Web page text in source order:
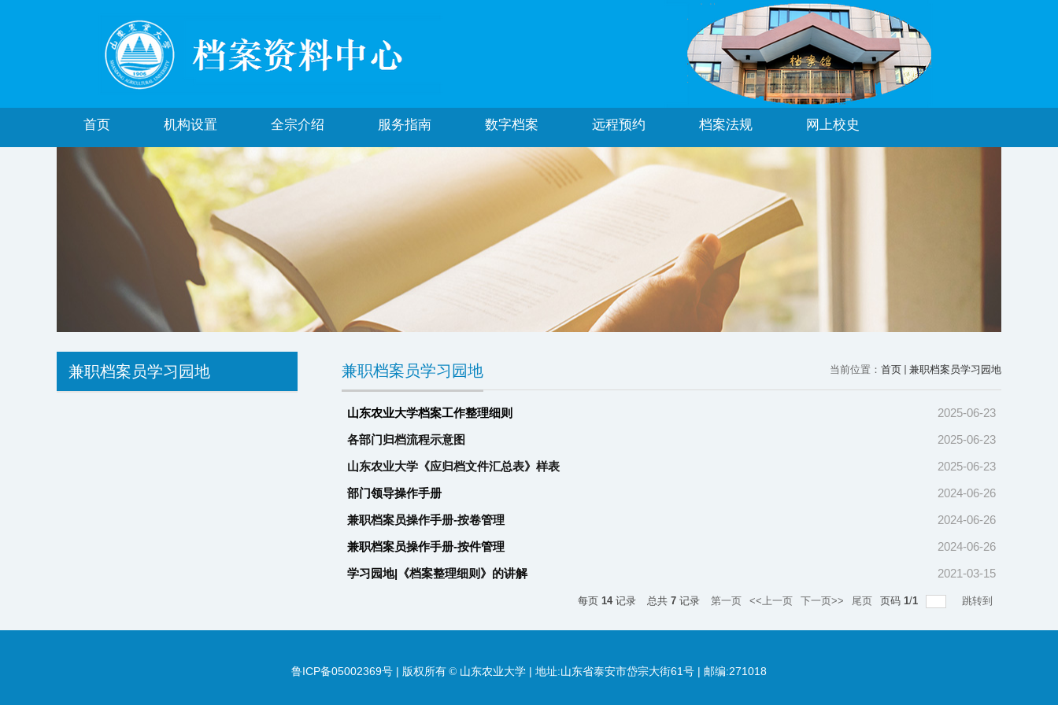
首页 机构设置 全宗介绍 服务指南 数字档案 远程预约 档案法规 网上校史
兼职档案员学习园地 当前位置： 首页 兼职档案员学习园地
兼职档案员学习园地
山东农业大学档案工作整理细则
2025-06-23
各部门归档流程示意图
2025-06-23
山东农业大学《应归档文件汇总表》样表
2025-06-23
部门领导操作手册
2024-06-26
兼职档案员操作手册-按卷管理
2024-06-26
兼职档案员操作手册-按件管理
2024-06-26
学习园地|《档案整理细则》的讲解
2021-03-15
每页 14记录 总共 7 记录 第一页 <<上一页 下一页>> 尾页 页码 1/1 跳转到
鲁ICP备05002369号 | 版权所有 © 山东农业大学 | 地址:山东省泰安市岱宗大街61号 | 邮编:271018